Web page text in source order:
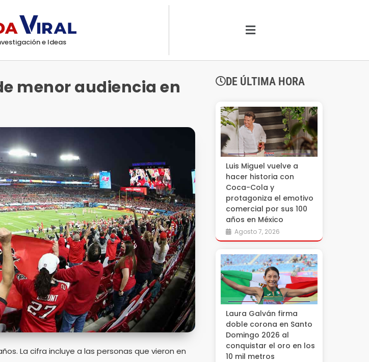
e Ideas
menor audiencia en
La cifra incluye a las personas que vieron en
DE ÚLTIMA HORA
Luis Miguel vuelve a
hacer historia con
Coca-Cola y
protagoniza el emotivo
comercial por sus 100
años en México
Agosto 7, 2026
Laura Galván firma
doble corona en Santo
Domingo 2026 al
conquistar el oro en los
10 mil metros